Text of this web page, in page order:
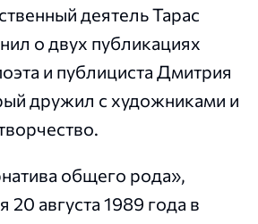
деятель Тарас
о двух публикациях
и публициста Дмитрия
дружил с художниками и
общего рода»,
20 августа 1989 года в